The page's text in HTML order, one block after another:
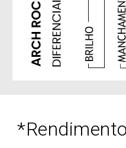
*Rendimento